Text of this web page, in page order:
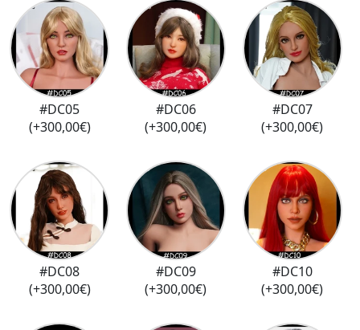
#DC05
(+300,00€)
#DC06
(+300,00€)
#DC07
(+300,00€)
#DC08
(+300,00€)
#DC09
(+300,00€)
#DC10
(+300,00€)